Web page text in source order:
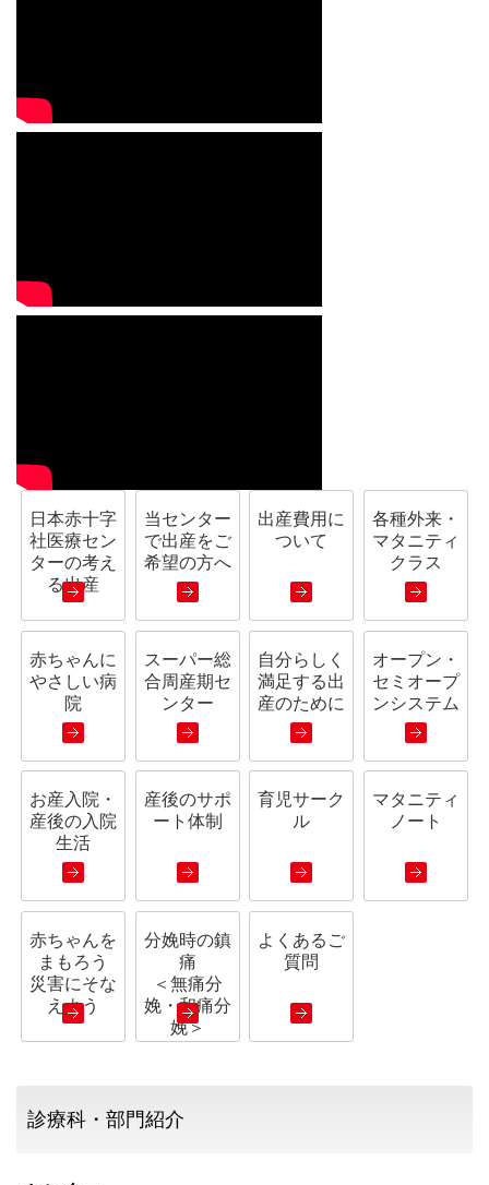
日本赤十字
社医療セン
ターの考え
る出産
当センター
で出産をご
希望の方へ
出産費用に
ついて
各種外来・
マタニティ
クラス
赤ちゃんに
やさしい病
院
スーパー総
合周産期セ
ンター
自分らしく
満足する出
産のために
オープン・
セミオープ
ンシステム
お産入院・
産後の入院
生活
産後のサポ
ート体制
育児サーク
ル
マタニティ
ノート
赤ちゃんを
まもろう
災害にそな
えよう
分娩時の鎮
痛
＜無痛分
娩・和痛分
娩＞
よくあるご
質問
診療科・部門紹介